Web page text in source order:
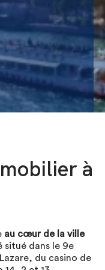
à
au cœur de la ville
situé dans le 9e
du casino de